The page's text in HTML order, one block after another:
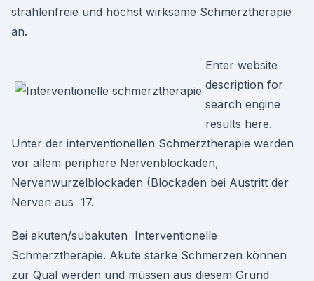
strahlenfreie und höchst wirksame Schmerztherapie
an.
Enter website
description for
search engine
results here.
Unter der interventionellen Schmerztherapie werden
vor allem periphere Nervenblockaden,
Nervenwurzelblockaden (Blockaden bei Austritt der
Nerven aus 17.
Bei akuten/subakuten Interventionelle
Schmerztherapie. Akute starke Schmerzen können
zur Qual werden und müssen aus diesem Grund